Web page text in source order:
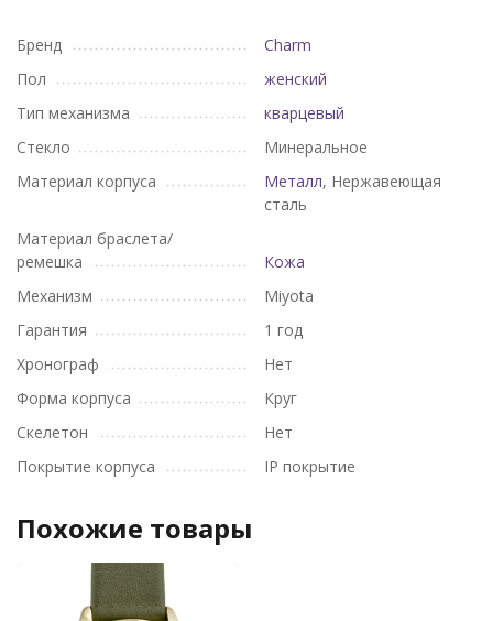
Бренд
Charm
Пол
женский
Тип механизма
кварцевый
Стекло
Минеральное
Материал корпуса
Металл, Нержавеющая
сталь
Материал браслета/
ремешка
Кожа
Механизм
Miyota
Гарантия
1 год
Хронограф
Нет
Форма корпуса
Круг
Скелетон
Нет
Покрытие корпуса
IP покрытие
Похожие товары